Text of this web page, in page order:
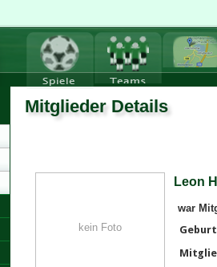
Mitglieder Details
kein Foto
Leon
war